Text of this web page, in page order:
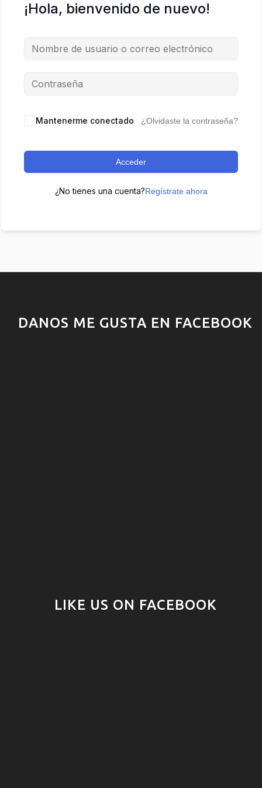
¡Hola, bienvenido de nuevo!
Mantenerme conectado ¿Olvidaste la contraseña?
Acceder
¿No tienes una cuenta?Regístrate ahora
DANOS ME GUSTA EN FACEBOOK
LIKE US ON FACEBOOK